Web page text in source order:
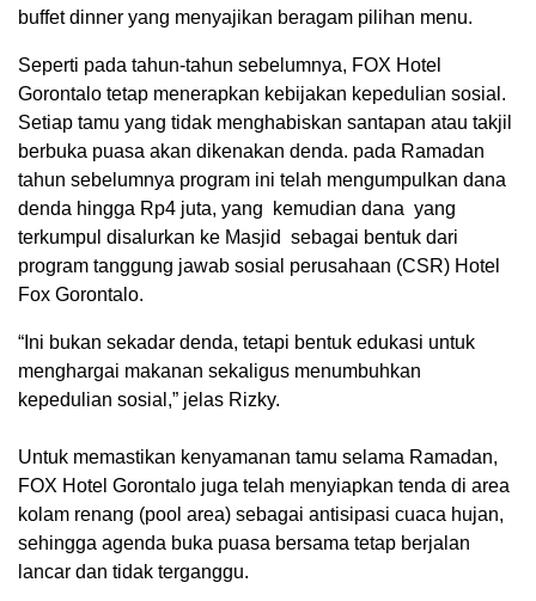
buffet dinner yang menyajikan beragam pilihan menu.
Seperti pada tahun-tahun sebelumnya, FOX Hotel
Gorontalo tetap menerapkan kebijakan kepedulian sosial.
Setiap tamu yang tidak menghabiskan santapan atau takjil
berbuka puasa akan dikenakan denda. pada Ramadan
tahun sebelumnya program ini telah mengumpulkan dana
denda hingga Rp4 juta, yang kemudian dana yang
terkumpul disalurkan ke Masjid sebagai bentuk dari
program tanggung jawab sosial perusahaan (CSR) Hotel
Fox Gorontalo.
‎“Ini bukan sekadar denda, tetapi bentuk edukasi untuk
menghargai makanan sekaligus menumbuhkan
kepedulian sosial,” jelas Rizky.
‎Untuk memastikan kenyamanan tamu selama Ramadan,
FOX Hotel Gorontalo juga telah menyiapkan tenda di area
kolam renang (pool area) sebagai antisipasi cuaca hujan,
sehingga agenda buka puasa bersama tetap berjalan
lancar dan tidak terganggu.